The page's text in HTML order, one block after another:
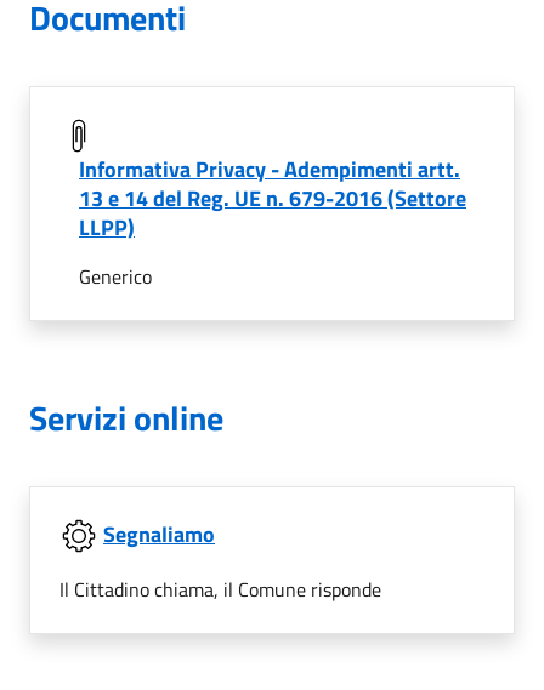
Documenti
Informativa Privacy - Adempimenti artt.
13 e 14 del Reg. UE n. 679-2016 (Settore
LLPP)
Generico
Servizi online
Segnaliamo
Il Cittadino chiama, il Comune risponde